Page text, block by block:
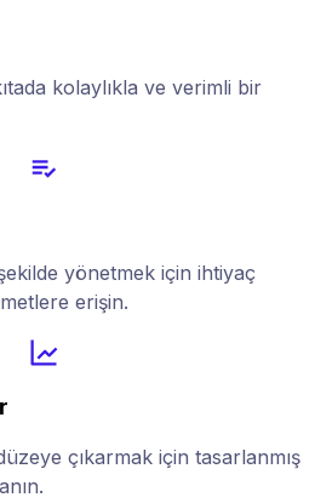
kolaylıkla ve verimli bir
yönetmek için ihtiyaç
erişin.
çıkarmak için tasarlanmış